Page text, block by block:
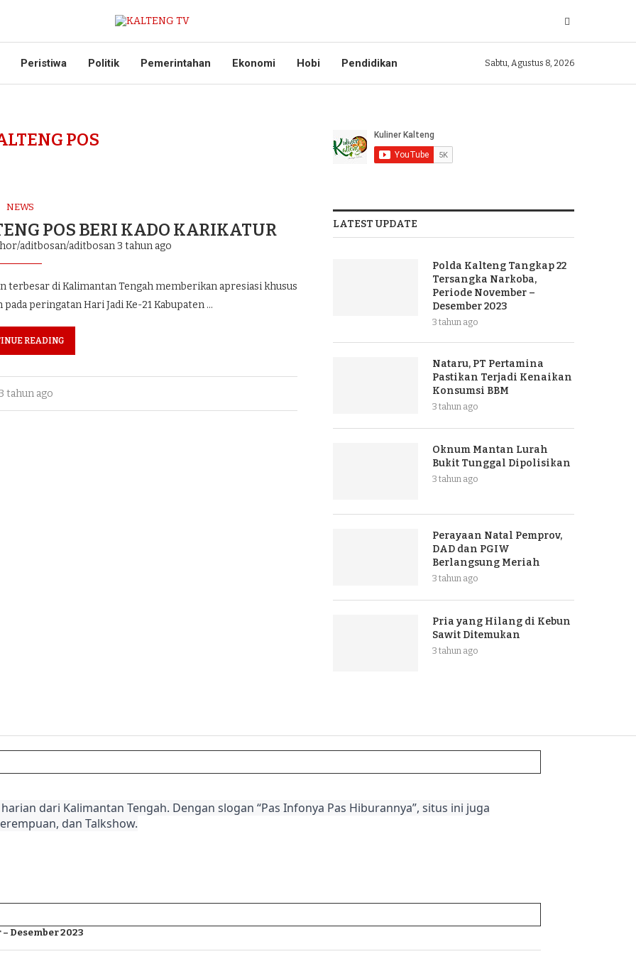
Peristiwa Politik Pemerintahan Ekonomi Hobi Pendidikan Sabtu, Agustus 8, 2026
POS
NEWS
POS BERI KADO KARIKATUR
aditbosan/aditbosan3 tahun ago
terbesar di Kalimantan Tengah memberikan apresiasi khusus
peringatan Hari Jadi Ke-21 Kabupaten …
READING
tahun ago
LATEST UPDATE
Polda Kalteng Tangkap 22
Tersangka Narkoba,
Periode November –
Desember 2023
3 tahun ago
Nataru, PT Pertamina
Pastikan Terjadi Kenaikan
Konsumsi BBM
3 tahun ago
Oknum Mantan Lurah
Bukit Tunggal Dipolisikan
3 tahun ago
Perayaan Natal Pemprov,
DAD dan PGIW
Berlangsung Meriah
3 tahun ago
Pria yang Hilang di Kebun
Sawit Ditemukan
3 tahun ago
dari Kalimantan Tengah. Dengan slogan “Pas Infonya Pas Hiburannya”, situs ini juga
dan Talkshow.
Desember 2023